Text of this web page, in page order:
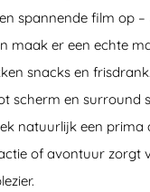
spannende film op
maak er een echte
snacks en
scherm en surround
natuurlijk een prima
of avontuur zorgt